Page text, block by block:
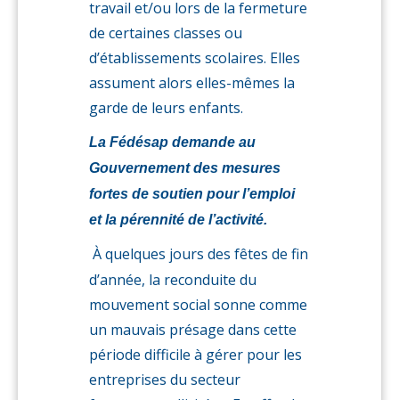
travail et/ou lors de la fermeture
de certaines classes ou
d’établissements scolaires. Elles
assument alors elles-mêmes la
garde de leurs enfants.
La Fédésap demande au
Gouvernement des mesures
fortes de soutien pour l’emploi
et la pérennité de l’activité.
À quelques jours des fêtes de fin
d’année, la reconduite du
mouvement social sonne comme
un mauvais présage dans cette
période difficile à gérer pour les
entreprises du secteur